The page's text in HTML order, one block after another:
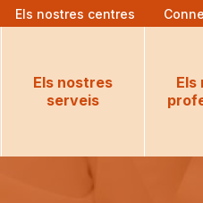
Els nostres centres
Els nostres
serveis
Els